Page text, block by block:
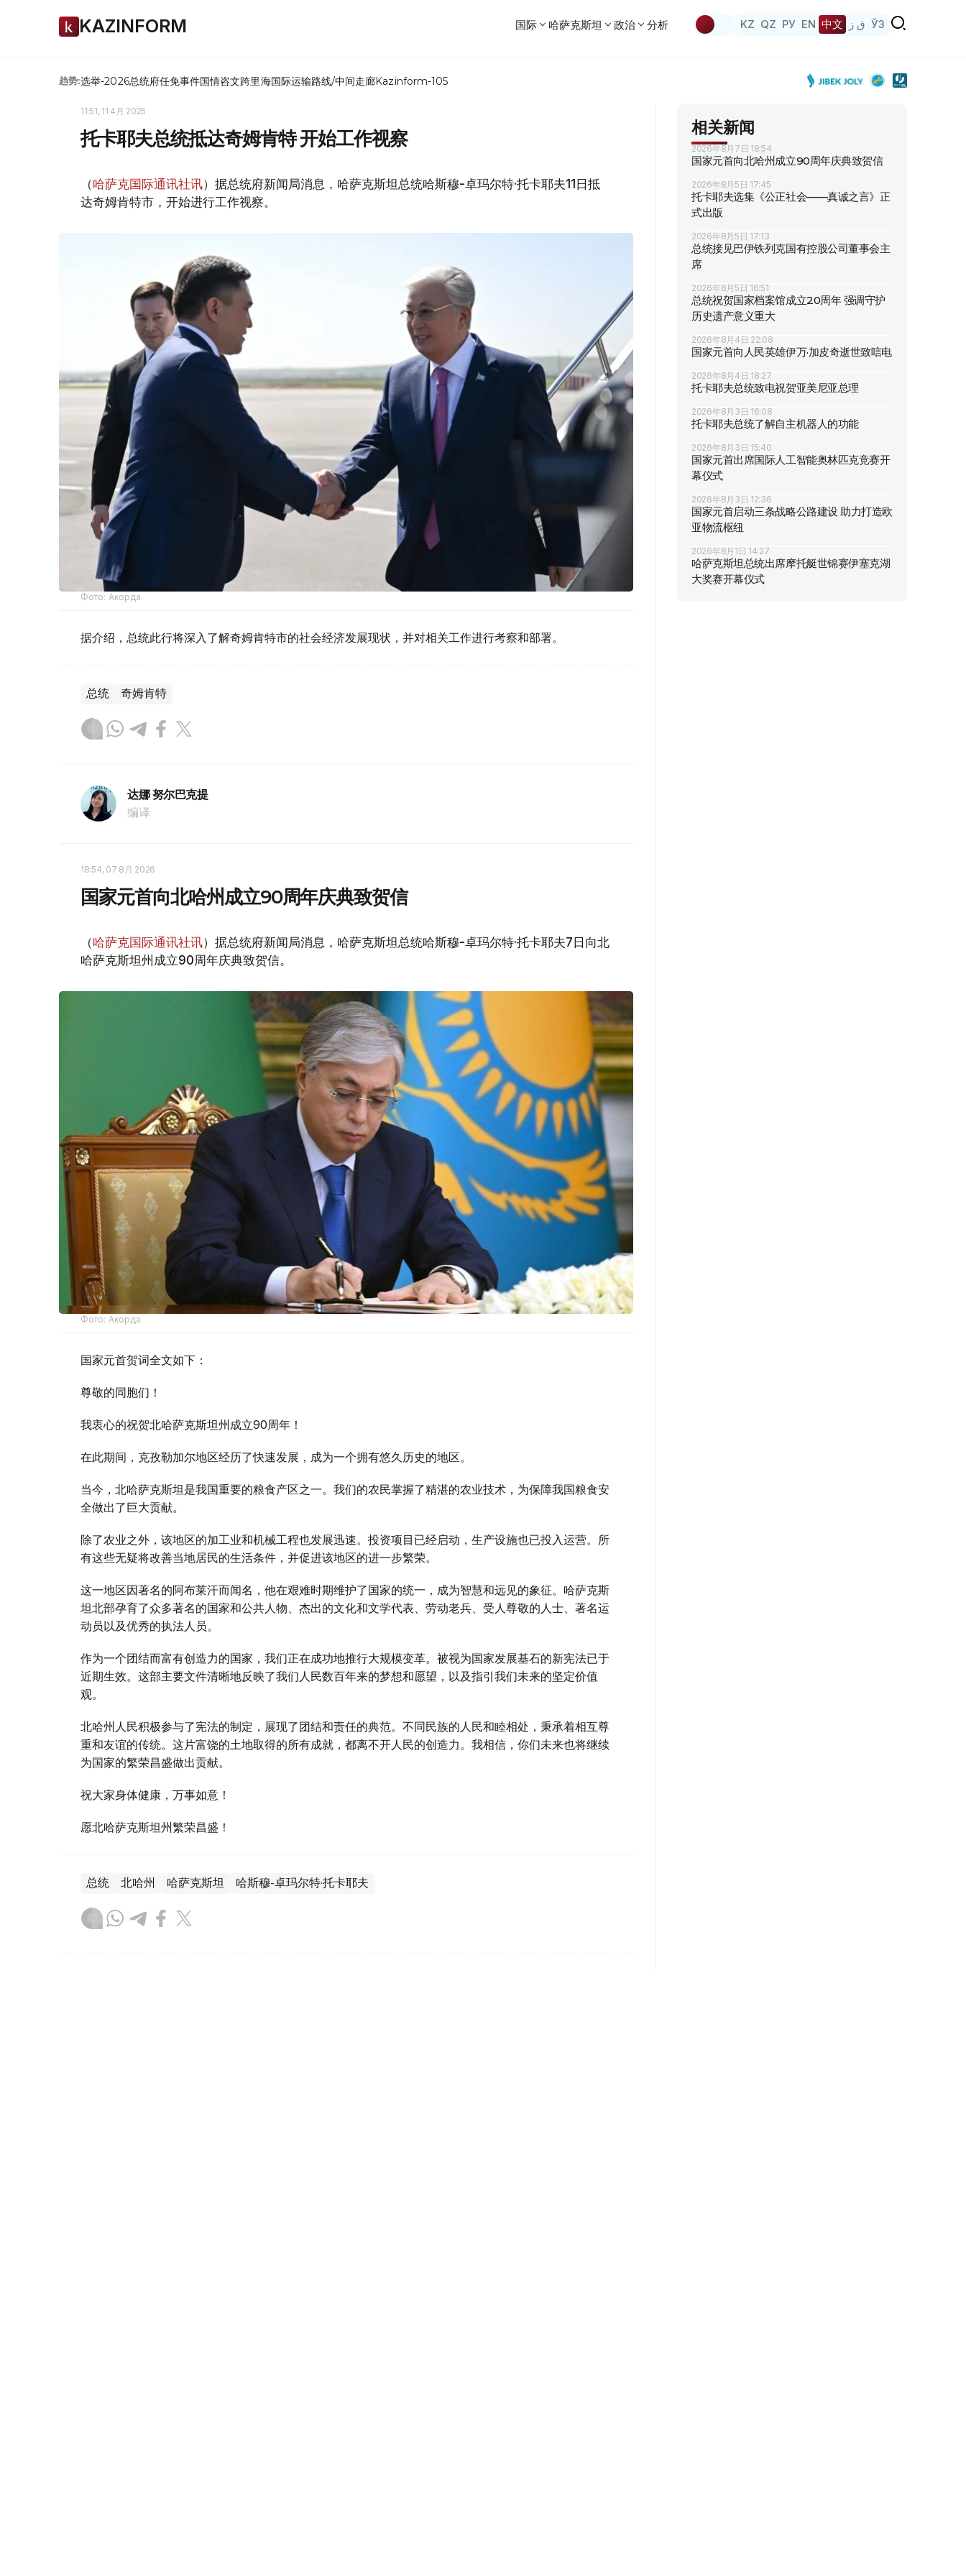
KAZINFORM 国际 哈萨克斯坦 政治 分析 KZ QZ РУ EN 中文 ق ز ЎЗ
趋势:选举-2026总统府任免事件国情咨文跨里海国际运输路线/中间走廊Kazinform-105
11:51, 11 4月 2025
托卡耶夫总统抵达奇姆肯特 开始工作视察
（哈萨克国际通讯社讯）据总统府新闻局消息，哈萨克斯坦总统哈斯穆-卓玛尔特·托卡耶夫11日抵
达奇姆肯特市，开始进行工作视察。
Фото: Акорда
据介绍，总统此行将深入了解奇姆肯特市的社会经济发展现状，并对相关工作进行考察和部署。
总统 奇姆肯特
达娜 努尔巴克提
编译
18:54, 07 8月 2026
国家元首向北哈州成立90周年庆典致贺信
（哈萨克国际通讯社讯）据总统府新闻局消息，哈萨克斯坦总统哈斯穆-卓玛尔特·托卡耶夫7日向北
哈萨克斯坦州成立90周年庆典致贺信。
Фото: Акорда
国家元首贺词全文如下：
尊敬的同胞们！
我衷心的祝贺北哈萨克斯坦州成立90周年！
在此期间，克孜勒加尔地区经历了快速发展，成为一个拥有悠久历史的地区。
当今，北哈萨克斯坦是我国重要的粮食产区之一。我们的农民掌握了精湛的农业技术，为保障我国粮食安
全做出了巨大贡献。
除了农业之外，该地区的加工业和机械工程也发展迅速。投资项目已经启动，生产设施也已投入运营。所
有这些无疑将改善当地居民的生活条件，并促进该地区的进一步繁荣。
这一地区因著名的阿布莱汗而闻名，他在艰难时期维护了国家的统一，成为智慧和远见的象征。哈萨克斯
坦北部孕育了众多著名的国家和公共人物、杰出的文化和文学代表、劳动老兵、受人尊敬的人士、著名运
动员以及优秀的执法人员。
作为一个团结而富有创造力的国家，我们正在成功地推行大规模变革。被视为国家发展基石的新宪法已于
近期生效。这部主要文件清晰地反映了我们人民数百年来的梦想和愿望，以及指引我们未来的坚定价值
观。
北哈州人民积极参与了宪法的制定，展现了团结和责任的典范。不同民族的人民和睦相处，秉承着相互尊
重和友谊的传统。这片富饶的土地取得的所有成就，都离不开人民的创造力。我相信，你们未来也将继续
为国家的繁荣昌盛做出贡献。
祝大家身体健康，万事如意！
愿北哈萨克斯坦州繁荣昌盛！
总统 北哈州 哈萨克斯坦 哈斯穆-卓玛尔特·托卡耶夫
相关新闻
2026年8月7日 18:54
国家元首向北哈州成立90周年庆典致贺信
2026年8月5日 17:45
托卡耶夫选集《公正社会——真诚之言》正
式出版
2026年8月5日 17:13
总统接见巴伊铁列克国有控股公司董事会主
席
2026年8月5日 16:51
总统祝贺国家档案馆成立20周年 强调守护
历史遗产意义重大
2026年8月4日 22:08
国家元首向人民英雄伊万·加皮奇逝世致唁电
2026年8月4日 18:27
托卡耶夫总统致电祝贺亚美尼亚总理
2026年8月3日 16:08
托卡耶夫总统了解自主机器人的功能
2026年8月3日 15:40
国家元首出席国际人工智能奥林匹克竞赛开
幕仪式
2026年8月3日 12:36
国家元首启动三条战略公路建设 助力打造欧
亚物流枢纽
2026年8月1日 14:27
哈萨克斯坦总统出席摩托艇世锦赛伊塞克湖
大奖赛开幕仪式